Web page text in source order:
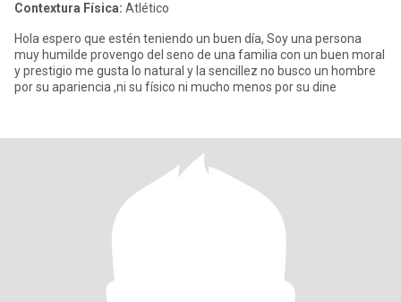
Contextura Física: Atlético
Hola espero que estén teniendo un buen día, Soy una persona
muy humilde provengo del seno de una familia con un buen moral
y prestigio me gusta lo natural y la sencillez no busco un hombre
por su apariencia ,ni su físico ni mucho menos por su dine